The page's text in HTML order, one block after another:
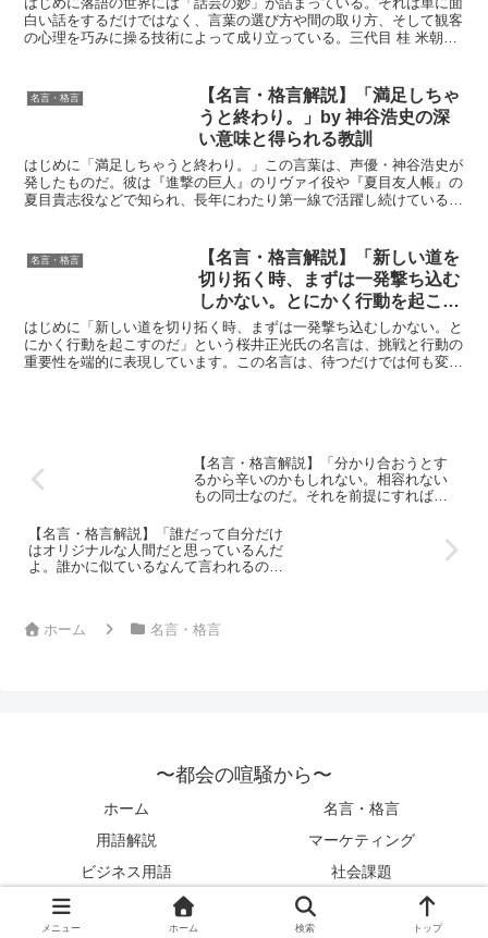
うな、捨て台詞といったようなも
んを伏線として入れてあり、それ
急、間などと重なって笑いにな
る。そんな計算を私はしていま
す。」 by 三代目 桂 米朝の深い意
味と得られる教訓
白い話をするだけではなく、言葉の選び方や間の取り方、そして観客
の心理を巧みに操る技術によって成り立っている。三代目 桂 米朝の
名言・格言
【名言・格言解説】「満足しちゃ
うと終わり。」by 神谷浩史の深
い意味と得られる教訓
はじめに「満足しちゃうと終わり。」この言葉は、声優・神谷浩史が
発したものだ。彼は『進撃の巨人』のリヴァイ役や『夏目友人帳』の
夏目貴志役などで知られ、長年にわたり第一線で活躍し続けている。
名言・格言
【名言・格言解説】「新しい道を
切り拓く時、まずは一発撃ち込む
しかない。とにかく行動を起こす
のだ」by 桜井正光の深い意味と
得られる教訓
はじめに「新しい道を切り拓く時、まずは一発撃ち込むしかない。と
にかく行動を起こすのだ」という桜井正光氏の名言は、挑戦と行動の
重要性を端的に表現しています。この名言は、待つだけでは何も変わ
【名言・格言解説】「分かり合おうとす
るから辛いのかもしれない。相容れない
もの同士なのだ。それを前提にすれば気
られる教訓
【名言・格言解説】「誰だって自分だけ
はオリジナルな人間だと思っているんだ
よ。誰かに似ているなんて言われるのは
れる教訓
ホーム 名言・格言
〜都会の喧騒から〜
ホーム
名言・格言
用語解説
マーケティング
ビジネス用語
社会課題
© 2022 〜都会の喧騒から〜.
メニュー ホーム 検索 トップ